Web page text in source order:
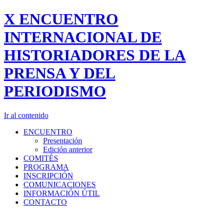
X ENCUENTRO
INTERNACIONAL DE
HISTORIADORES DE LA
PRENSA Y DEL
PERIODISMO
Ir al contenido
ENCUENTRO
Presentación
Edición anterior
COMITÉS
PROGRAMA
INSCRIPCIÓN
COMUNICACIONES
INFORMACIÓN ÚTIL
CONTACTO